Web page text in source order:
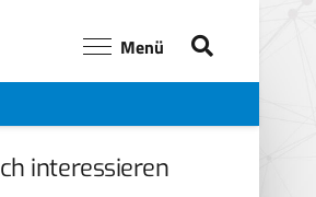
Menü
interessieren